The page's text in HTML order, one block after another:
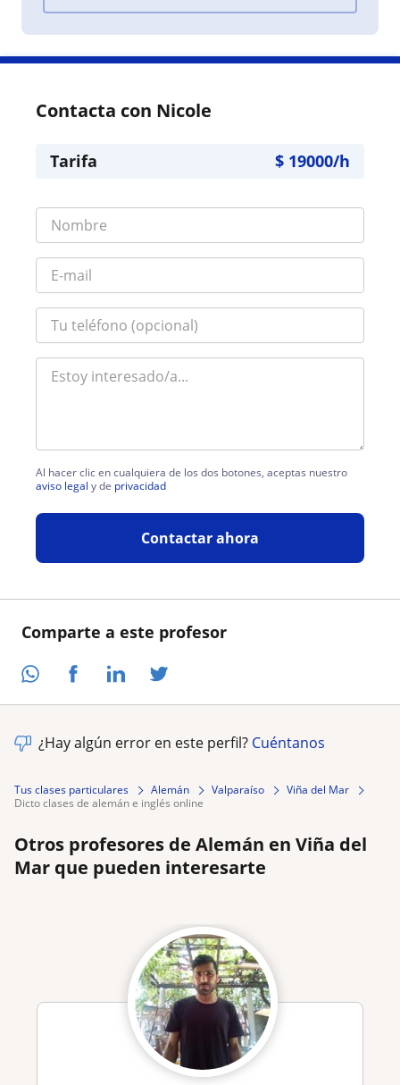
Comparte a este profesor
Contacta con Nicole
Tarifa $ 19000/h
Al hacer clic en cualquiera de los dos botones, aceptas nuestro
aviso legal y de privacidad
Contactar ahora
¿Hay algún error en este perfil? Cuéntanos
Tus clases particulares Alemán Valparaíso
Viña del Mar
dicto clases de alemán e inglés online
Otros profesores de Alemán en Viña del
Mar que pueden interesarte